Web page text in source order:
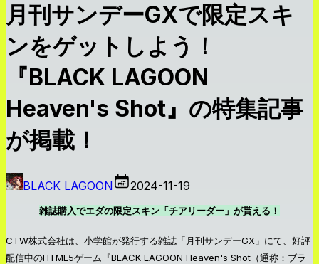
月刊サンデーGXで限定スキ
ンをゲットしよう！
『BLACK LAGOON
Heaven's Shot』の特集記事
が掲載！
BLACK LAGOON 2024-11-19
雑誌購入でエダの限定スキン「チアリーダー」が貰える！
CTW株式会社は、小学館が発行する雑誌「月刊サンデーGX」にて、好評
配信中のHTML5ゲーム『BLACK LAGOON Heaven's Shot（通称：ブラ